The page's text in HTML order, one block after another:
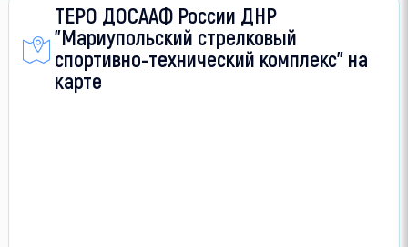
ТЕРО ДОСААФ России ДНР
"Мариупольский стрелковый
спортивно-технический комплекс" на
карте